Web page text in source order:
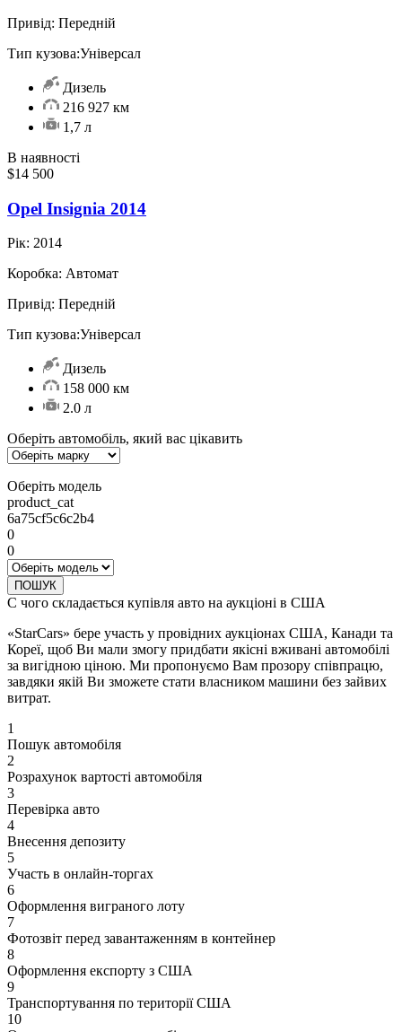
Привід: Передній
Тип кузова:Універсал
Дизель
216 927 км
1,7 л
В наявності
$14 500
Opel Insignia 2014
Рік: 2014
Коробка: Автомат
Привід: Передній
Тип кузова:Універсал
Дизель
158 000 км
2.0 л
Оберіть автомобіль, який вас цікавить
Оберіть модель
product_cat
6a75cf5c6c2b4
0
0
ПОШУК
С чого складається купівля авто на аукціоні в США
«StarCars» бере участь у провідних аукціонах США, Канади та
Кореї, щоб Ви мали змогу придбати якісні вживані автомобілі
за вигідною ціною. Ми пропонуємо Вам прозору співпрацю,
завдяки якій Ви зможете стати власником машини без зайвих
витрат.
1
Пошук автомобіля
2
Розрахунок вартості автомобіля
3
Перевірка авто
4
Внесення депозиту
5
Участь в онлайн-торгах
6
Оформлення виграного лоту
7
Фотозвіт перед завантаженням в контейнер
8
Оформлення експорту з США
9
Транспортування по території США
10